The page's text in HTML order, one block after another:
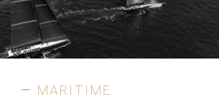
MARITIME